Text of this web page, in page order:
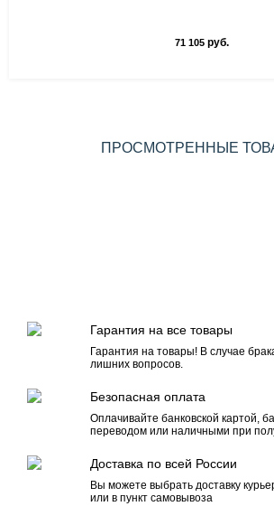
71 105 руб.
ПРОСМОТРЕННЫЕ
Гарантия на все товары
Гарантия на товары! В случае
лишних вопросов.
Безопасная оплата
Оплачивайте банковской картой,
переводом или наличными при
Доставка по всей России
Вы можете выбрать доставку
или в пункт самовывоза